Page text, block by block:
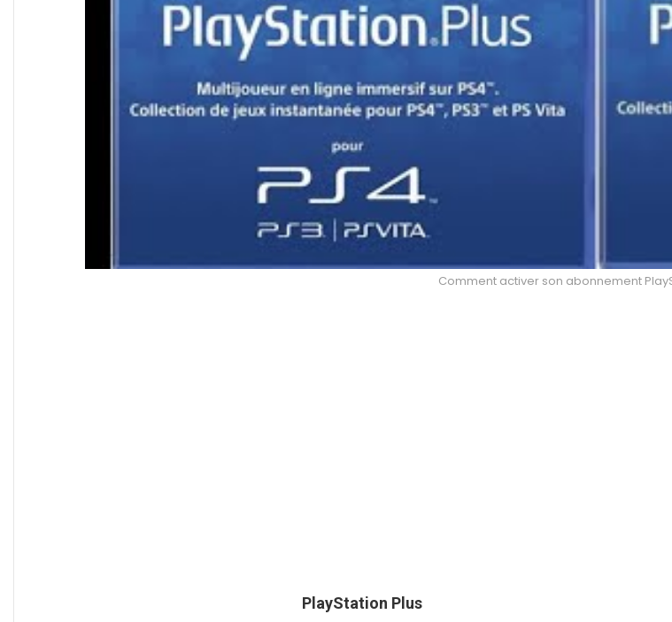
Comment activer son abonnement
PlayStation Plus